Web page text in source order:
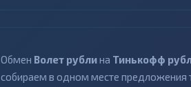
Обмен Волет рублина Тинькофф
собираем в одном месте предложения